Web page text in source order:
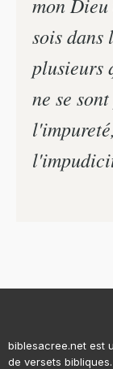
mon
sois dans
plusieurs
ne se
biblesacree.net est
de versets bibliques.